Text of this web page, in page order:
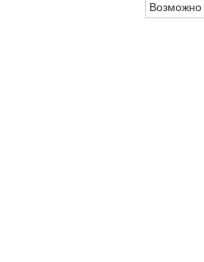
Возможно